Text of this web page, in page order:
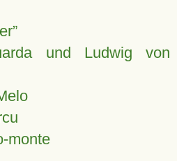
und Ludwig von
monte